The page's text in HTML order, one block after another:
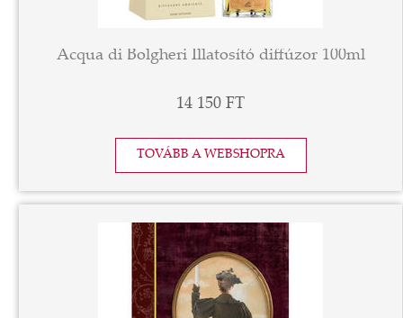
Acqua di Bolgheri Illatosító diffúzor 100ml
14 150 FT
TOVÁBB A WEBSHOPRA